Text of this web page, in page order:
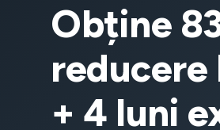
Obține
reducere
+ 4 luni